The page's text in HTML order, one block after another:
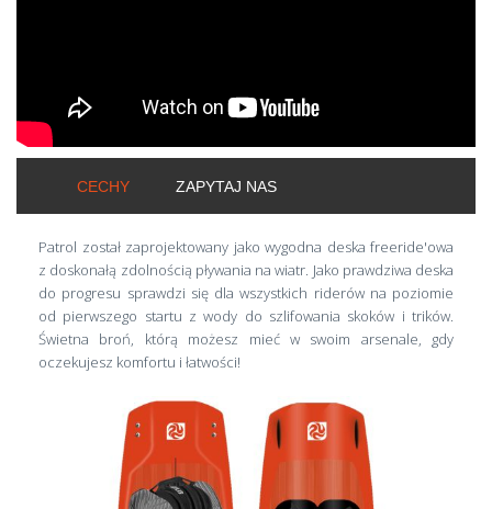
CECHY ZAPYTAJ NAS
Patrol został zaprojektowany jako wygodna deska freeride'owa
z doskonałą zdolnością pływania na wiatr. Jako prawdziwa deska
do progresu sprawdzi się dla wszystkich riderów na poziomie
od pierwszego startu z wody do szlifowania skoków i trików.
Świetna broń, którą możesz mieć w swoim arsenale, gdy
oczekujesz komfortu i łatwości!